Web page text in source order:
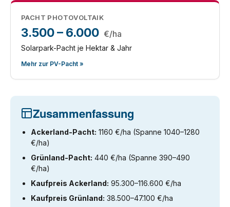
PACHT PHOTOVOLTAIK
3.500 – 6.000 €/ha
Solarpark-Pacht je Hektar & Jahr
Mehr zur PV-Pacht »
Zusammenfassung
Ackerland-Pacht: 1160 €/ha (Spanne 1040–1280
€/ha)
Grünland-Pacht: 440 €/ha (Spanne 390–490
€/ha)
Kaufpreis Ackerland: 95.300–116.600 €/ha
Kaufpreis Grünland: 38.500–47.100 €/ha